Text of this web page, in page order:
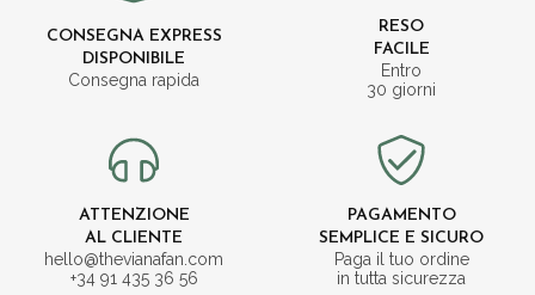
CONSEGNA EXPRESS
DISPONIBILE
Consegna rapida
RESO
FACILE
Entro
30 giorni
ATTENZIONE
AL CLIENTE
hello@thevianafan.com
+34 91 435 36 56
PAGAMENTO
SEMPLICE E SICURO
Paga il tuo ordine
in tutta sicurezza